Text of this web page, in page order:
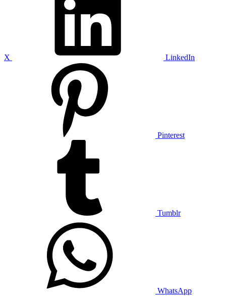
X LinkedIn
Pinterest
Tumblr
WhatsApp